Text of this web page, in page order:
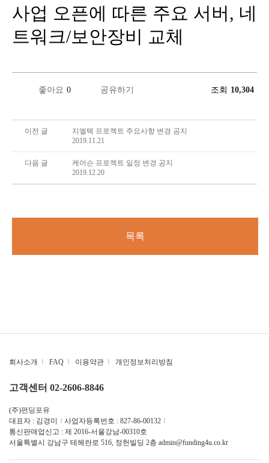
사업 오픈에 따른 주요 서버, 네
트워크/보안장비 교체
좋아요 0 공유하기 조회 10,304
이전 글
지엘텍 프로젝트 주요사항 변경 공지
2019.11.21
다음 글
케어슨 프로젝트 일정 변경 공지
2019.12.20
목록
회사소개 | FAQ | 이용약관 | 개인정보처리방침
고객센터 02-2606-8846
(주)펀딩포유
대표자 : 김경미
| 사업자등록번호 : 827-86-00132 |
통신판매업신고 : 제 2016-서울강남-00310호
서울특별시 강남구 테헤란로 516, 정헌빌딩 2층 admin@funding4u.co.kr